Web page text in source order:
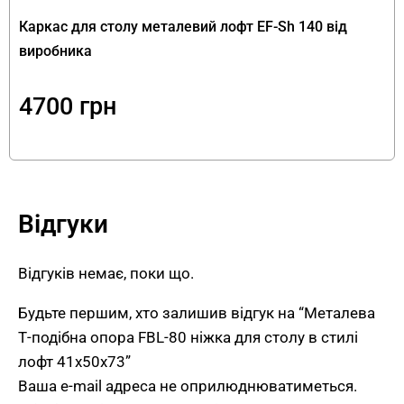
Стійкість:міцна основа, що витримує
високі навантаження.
типів стільниць.
Регулювання висоти:
Столи з металевою опорою ідеально
впишуться в інтер’єри:
Каркас для столу металевий лофт EF-Sh 140 від
виробника
4700 грн
Відгуки
Відгуків немає, поки що.
Будьте першим, хто залишив відгук на “Металева
Т-подібна опора FBL-80 ніжка для столу в стилі
лофт 41х50х73”
Ваша e-mail адреса не оприлюднюватиметься.